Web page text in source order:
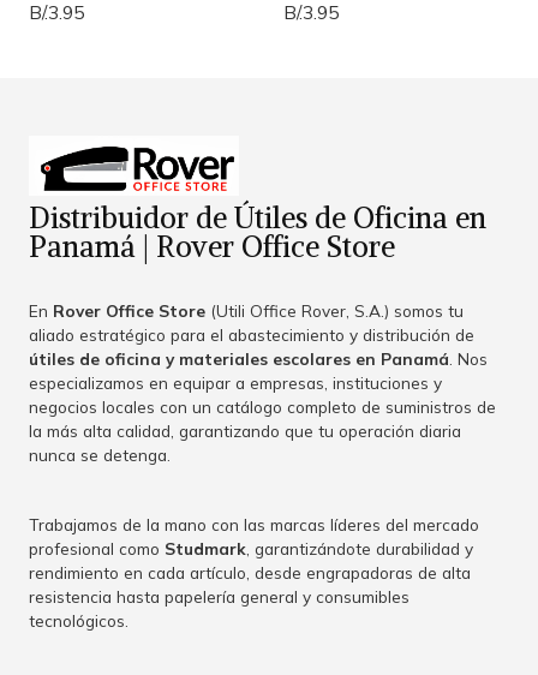
B/.3.95 B/.3.95
Distribuidor de Útiles de Oficina en
Panamá | Rover Office Store
En Rover Office Store (Utili Office Rover, S.A.) somos tu
aliado estratégico para el abastecimiento y distribución de
útiles de oficina y materiales escolares en Panamá . Nos
especializamos en equipar a empresas, instituciones y
negocios locales con un catálogo completo de suministros de
la más alta calidad, garantizando que tu operación diaria
nunca se detenga.
Trabajamos de la mano con las marcas líderes del mercado
profesional como Studmark , garantizándote durabilidad y
rendimiento en cada artículo, desde engrapadoras de alta
resistencia hasta papelería general y consumibles
tecnológicos.